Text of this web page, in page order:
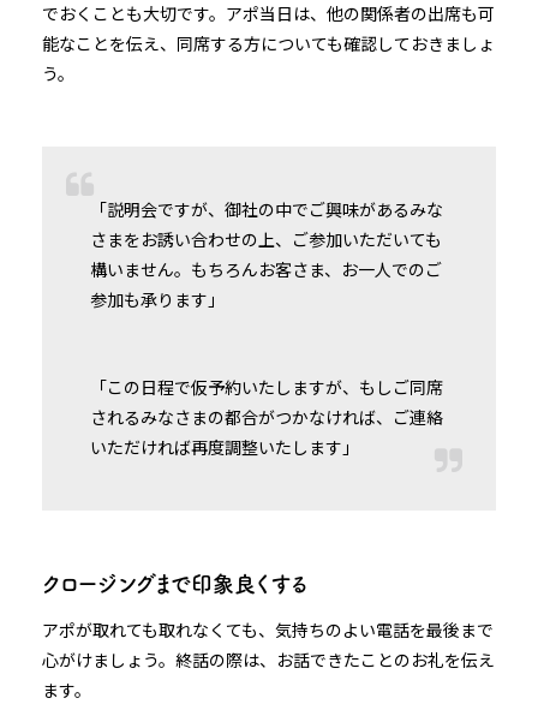
でおくことも大切です。アポ当日は、他の関係者の出席も可
能なことを伝え、同席する方についても確認しておきましょ
う。
「説明会ですが、御社の中でご興味があるみな
さまをお誘い合わせの上、ご参加いただいても
構いません。もちろんお客さま、お一人でのご
参加も承ります」
「この日程で仮予約いたしますが、もしご同席
されるみなさまの都合がつかなければ、ご連絡
いただければ再度調整いたします」
クロージングまで印象良くする
アポが取れても取れなくても、気持ちのよい電話を最後まで
心がけましょう。終話の際は、お話できたことのお礼を伝え
ます。